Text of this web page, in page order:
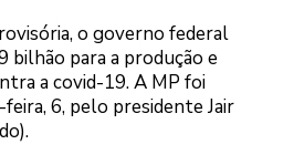
o governo federal
bilhão para a produção e
a covid-19. A MP foi
feira, 6, pelo presidente Jair